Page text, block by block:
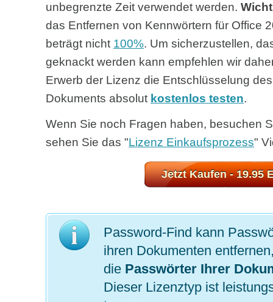
unbegrenzte Zeit verwendet werden.
das Entfernen von Kennwörtern für Office
beträgt nicht 100%. Um sicherzustellen,
geknackt werden kann empfehlen wir
Erwerb der Lizenz die Entschlüsselung
Dokuments absolut kostenlos testen.
Wenn Sie noch Fragen haben, besuchen
sehen Sie das "Lizenz Einkaufsprozess"
Jetzt Kaufen- 19.95
Password-Find kann
ihren Dokumenten
die Passwörter Ihrer
Dieser Lizenztyp ist